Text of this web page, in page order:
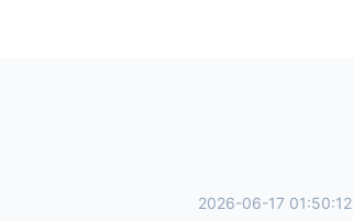
2026-06-17 01:50:12